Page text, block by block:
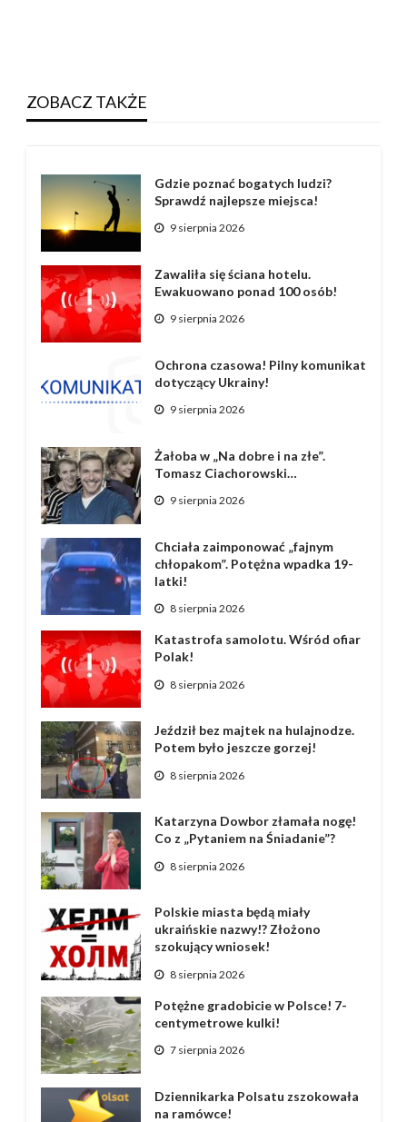
ZOBACZ TAKŻE
Gdzie poznać bogatych ludzi?
Sprawdź najlepsze miejsca!
9 sierpnia 2026
Zawaliła się ściana hotelu.
Ewakuowano ponad 100 osób!
9 sierpnia 2026
Ochrona czasowa! Pilny komunikat
dotyczący Ukrainy!
9 sierpnia 2026
Żałoba w „Na dobre i na złe”.
Tomasz Ciachorowski…
9 sierpnia 2026
Chciała zaimponować „fajnym
chłopakom”. Potężna wpadka 19-
latki!
8 sierpnia 2026
Katastrofa samolotu. Wśród ofiar
Polak!
8 sierpnia 2026
Jeździł bez majtek na hulajnodze.
Potem było jeszcze gorzej!
8 sierpnia 2026
Katarzyna Dowbor złamała nogę!
Co z „Pytaniem na Śniadanie”?
8 sierpnia 2026
Polskie miasta będą miały
ukraińskie nazwy!? Złożono
szokujący wniosek!
8 sierpnia 2026
Potężne gradobicie w Polsce! 7-
centymetrowe kulki!
7 sierpnia 2026
Dziennikarka Polsatu zszokowała
na ramówce!